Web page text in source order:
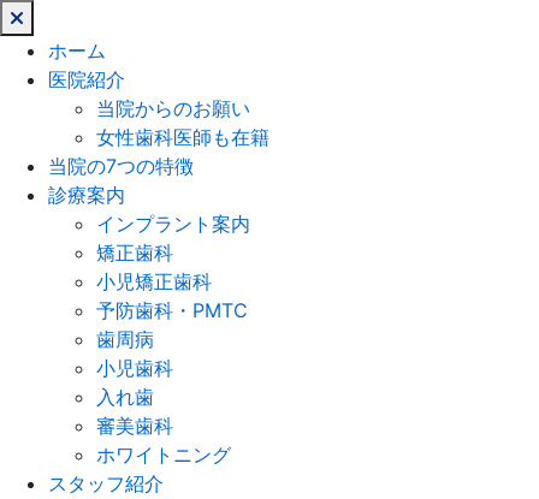
じ
る
ホーム
医院紹介
当院からのお願い
女性歯科医師も在籍
当院の7つの特徴
診療案内
インプラント案内
矯正歯科
小児矯正歯科
予防歯科・PMTC
歯周病
小児歯科
入れ歯
審美歯科
ホワイトニング
スタッフ紹介